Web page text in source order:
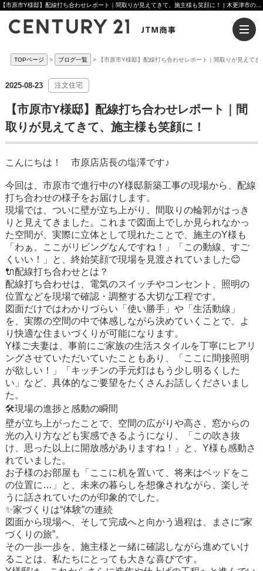
TOPページ ブログ一覧 【市原市Y様邸】配線打ち合わせレポート｜間取りが見えて
2025-08-23 注文住宅
【市原市Y様邸】配線打ち合わせレポート｜間
取りが見えてきて、施主様も笑顔に！
こんにちは！ 市原店店長の塩澤です♪
今回は、市原市で進行中のY様邸新築工事の現場から、配線
打ち合わせの様子をお届けします。
現場では、ついに壁が立ち上がり、間取りの輪郭がはっき
りと見えてきました。これまで図面上でしか見られなかっ
た空間が、実際に立体として現れたことで、施主のY様も
「わぁ、ここがリビングなんですね！」「この動線、すご
くいい！」と、終始笑顔で現場を見渡されていました😊
🔌配線打ち合わせとは？
配線打ち合わせは、電気のスイッチやコンセント、照明の
位置などを現場で確認・調整する大切な工程です。
図面だけではわかりづらい「使い勝手」や「生活動線」
を、実際の空間の中で体感しながら決めていくことで、よ
り快適な住まいづくりが可能になります。
Y様ご夫妻は、事前にご家族の生活スタイルを丁寧にヒアリ
ングさせていただいていたこともあり、「ここに間接照明
が欲しい！」「キッチンの手元灯はもう少し明るくした
い」など、具体的なご要望をたくさんお話しくださいまし
た。
🛠現場の進捗と感動の瞬間
壁が立ち上がったことで、空間の広がりや高さ、窓からの
光の入り方なども実感できるようになり、「この吹き抜
け、思った以上に開放感がありますね！」と、Y様も感動さ
れていました。
お子様のお部屋も「ここに机を置いて、将来はベッドをこ
の位置に…」と、未来の暮らしを想像されながら、楽しそ
うに話されていたのが印象的でした。
✨家づくりは“体験”の連続
図面から現場へ、そして完成へと向かう過程は、まさに“家
づくりの旅”。
その一歩一歩を、施主様と一緒に確認しながら進めていけ
ることは、私たちにとっても大きな喜びです。